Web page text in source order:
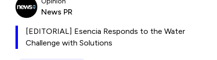
News PR
[EDITORIAL] Esencia Responds to the Water
Challenge with Solutions